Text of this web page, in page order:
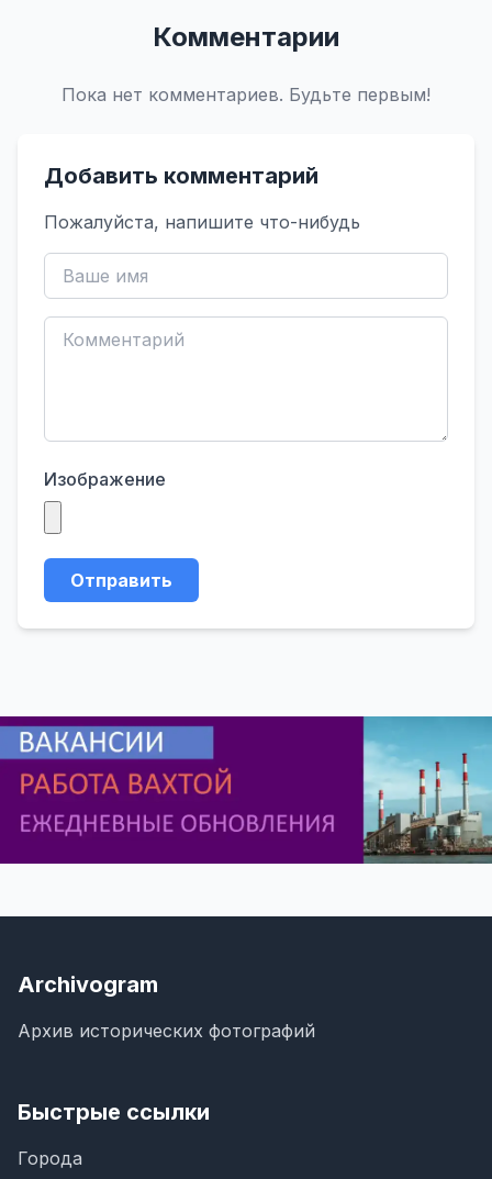
Комментарии
Пока нет комментариев. Будьте первым!
Добавить комментарий
Пожалуйста, напишите что-нибудь
Изображение
Отправить
Archivogram
Архив исторических фотографий
Быстрые ссылки
Города